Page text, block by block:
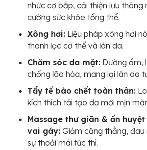
nhức cơ bắp, cải thiện lưu thông
cường sức khỏe tổng thể.
Xông hơi: Liệu pháp xông hơi
thanh lọc cơ thể và làn da.
Chăm sóc da mặt: Dưỡng ẩm,
chống lão hóa, mang lại làn da
Tẩy tế bào chết toàn thân:
kích thích tái tạo da mới mịn
Massage thư giãn & ấn
vai gáy: Giảm căng thẳng, đau
sự thoải mái tức thì.